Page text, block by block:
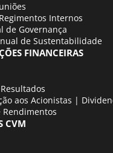
Internos
de Governança
de Sustentabilidade
FINANCEIRAS
aos Acionistas |
CVM